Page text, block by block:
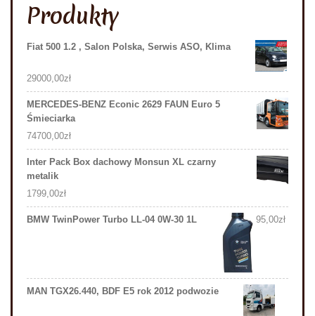
Produkty
Fiat 500 1.2 , Salon Polska, Serwis ASO, Klima
29000,00zł
MERCEDES-BENZ Econic 2629 FAUN Euro 5
Śmieciarka
74700,00zł
Inter Pack Box dachowy Monsun XL czarny
metalik
1799,00zł
BMW TwinPower Turbo LL-04 0W-30 1L 95,00zł
MAN TGX26.440, BDF E5 rok 2012 podwozie